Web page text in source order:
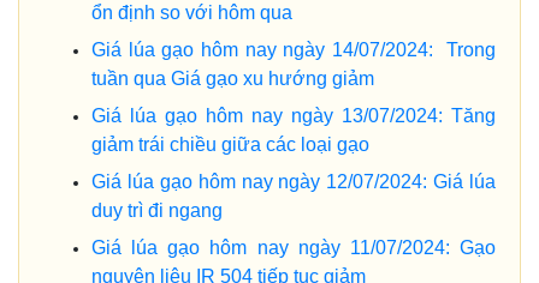
ổn định so với hôm qua
Giá lúa gạo hôm nay ngày 14/07/2024: Trong
tuần qua Giá gạo xu hướng giảm
Giá lúa gạo hôm nay ngày 13/07/2024: Tăng
giảm trái chiều giữa các loại gạo
Giá lúa gạo hôm nay ngày 12/07/2024: Giá lúa
duy trì đi ngang
Giá lúa gạo hôm nay ngày 11/07/2024: Gạo
nguyên liệu IR 504 tiếp tục giảm